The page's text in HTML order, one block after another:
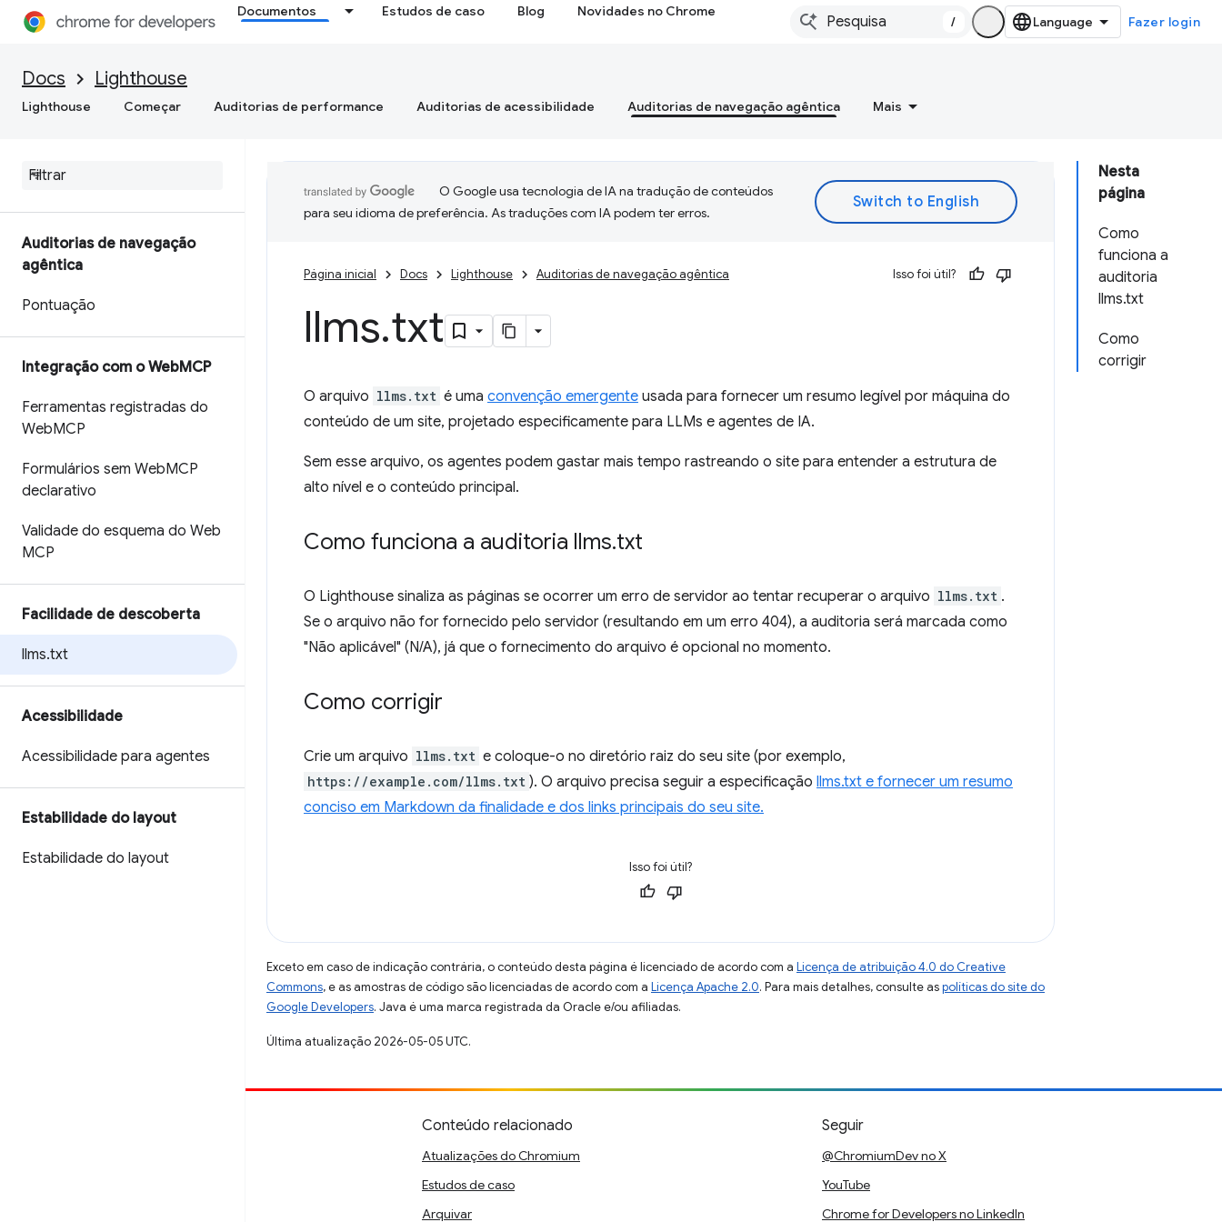
Documentos Estudos de caso Blog Novidades no Chrome
/ Fazer login
Docs Lighthouse
Lighthouse Começar Auditorias de performance Auditorias de acessibilidade Auditorias de navegação agêntica Mais
Auditorias de navegação
agêntica
Pontuação
Integração com o WebMCP
Ferramentas registradas do
WebMCP
Formulários sem WebMCP
declarativo
Validade do esquema do Web
MCP
Facilidade de descoberta
llms.txt
Acessibilidade
Acessibilidade para agentes
Estabilidade do layout
Estabilidade do layout
Nesta
página
Como
funciona a
auditoria
llms.txt
Como
corrigir
O Google usa tecnologia de IA na tradução de conteúdos
para seu idioma de preferência. As traduções com IA podem ter erros.
Página inicial Docs Lighthouse Auditorias de navegação agêntica Isso foi útil?
llms.txt
O arquivo llms.txt é uma convenção emergente usada para fornecer um resumo legível por máquina do
conteúdo de um site, projetado especificamente para LLMs e agentes de IA.
Sem esse arquivo, os agentes podem gastar mais tempo rastreando o site para entender a estrutura de
alto nível e o conteúdo principal.
Como funciona a auditoria llms.txt
O Lighthouse sinaliza as páginas se ocorrer um erro de servidor ao tentar recuperar o arquivo llms.txt .
Se o arquivo não for fornecido pelo servidor (resultando em um erro 404), a auditoria será marcada como
"Não aplicável" (N/A), já que o fornecimento do arquivo é opcional no momento.
Como corrigir
Crie um arquivo llms.txt e coloque-o no diretório raiz do seu site (por exemplo,
https://example.com/llms.txt ). O arquivo precisa seguir a especificação llms.txt e fornecer um resumo
conciso em Markdown da finalidade e dos links principais do seu site.
Isso foi útil?
Exceto em caso de indicação contrária, o conteúdo desta página é licenciado de acordo com a Licença de atribuição 4.0 do Creative
Commons, e as amostras de código são licenciadas de acordo com a Licença Apache 2.0. Para mais detalhes, consulte aspolíticas do site do
Google Developers. Java é uma marca registrada da Oracle e/ou afiliadas.
Última atualização 2026-05-05 UTC.
Conteúdo relacionado
Atualizações do Chromium
Estudos de caso
Arquivar
Seguir
@ChromiumDev no X
YouTube
Chrome for Developers no LinkedIn